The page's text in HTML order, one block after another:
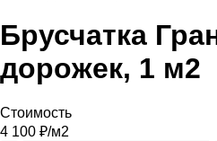
Брусчатка
дорожек, 1 м2
Стоимость
4 100 ₽/м2